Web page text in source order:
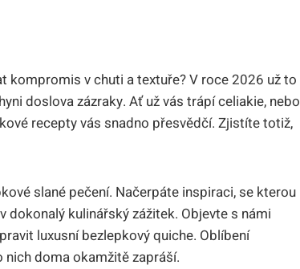
kompromis v chuti a textuře? V roce 2026 už to
doslova zázraky. Ať už vás trápí celiakie, nebo
recepty vás snadno přesvědčí. Zjistíte totiž,
slané pečení. Načerpáte inspiraci, se kterou
kulinářský zážitek. Objevte s námi
luxusní bezlepkový quiche. Oblíbení
doma okamžitě zapráší.